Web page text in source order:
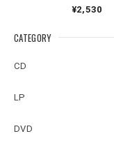
CATEGORY
CD
LP
DVD
DE CHORO』（IND-
_LNTBR_
¥2,530